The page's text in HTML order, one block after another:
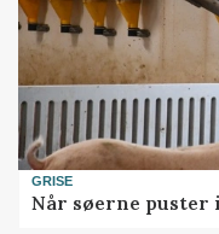
GRISE
Når søerne puster